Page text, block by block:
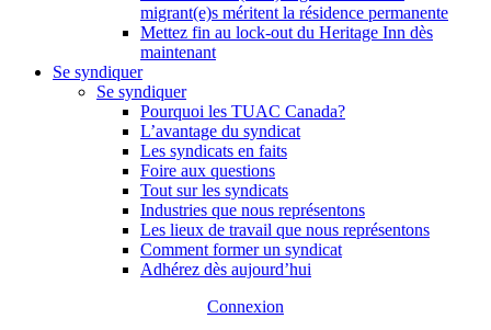
migrant(e)s méritent la résidence permanente
Mettez fin au lock-out du Heritage Inn dès
maintenant
Se syndiquer
Se syndiquer
Pourquoi les TUAC Canada?
L’avantage du syndicat
Les syndicats en faits
Foire aux questions
Tout sur les syndicats
Industries que nous représentons
Les lieux de travail que nous représentons
Comment former un syndicat
Adhérez dès aujourd’hui
Connexion